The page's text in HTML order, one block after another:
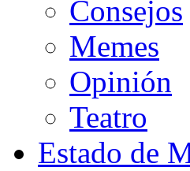
Consejos
Memes
Opinión
Teatro
Estado de